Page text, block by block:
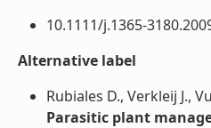
10.1111/j.1365-
Alternative label
Rubiales D., Verkleij J.,
Parasitic plant